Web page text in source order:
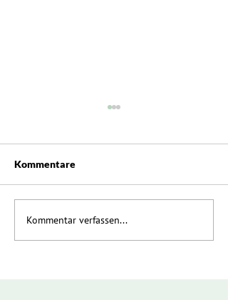
Neue Weine des
Jahrgangs 2025
Kommentare
Kommentar verfassen...